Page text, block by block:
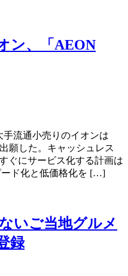
ン、「AEON
手流通小売りのイオンは
願した。キャッシュレス
ぐにサービス化する計画は
ード化と低価格化を […]
いご当地グルメ
録